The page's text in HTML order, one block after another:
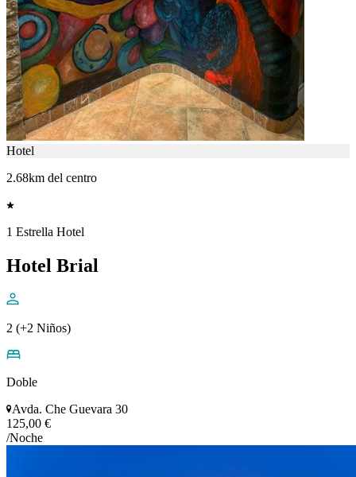
Hotel
2.68km del centro
1 Estrella Hotel
Hotel Brial
2 (+2 Niños)
Doble
Avda. Che Guevara 30
125,00 €
/Noche